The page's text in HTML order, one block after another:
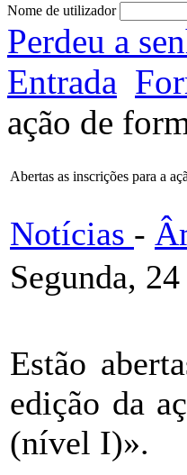
Nome de utilizador
Perdeu a
Entrada
ação de
Abertas as inscrições para a
Notícias -
Segunda,
Estão
edição da
(nível I)».